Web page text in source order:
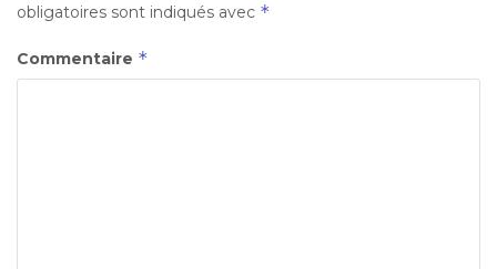
obligatoires sont indiqués avec *
Commentaire *